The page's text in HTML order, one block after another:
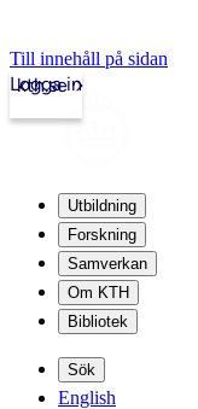
Till innehåll på sidan
kth.se
Logga in
Utbildning
Forskning
Samverkan
Om KTH
Bibliotek
Sök
English